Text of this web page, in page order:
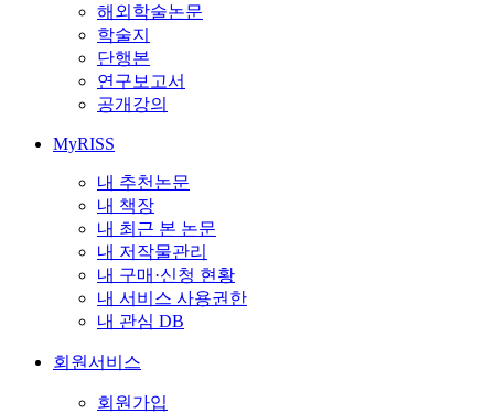
해외학술논문
학술지
단행본
연구보고서
공개강의
MyRISS
내 추천논문
내 책장
내 최근 본 논문
내 저작물관리
내 구매·신청 현황
내 서비스 사용권한
내 관심 DB
회원서비스
회원가입